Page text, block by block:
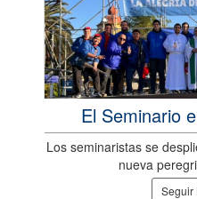
El Seminario
Los seminaristas se
nueva
Seguir